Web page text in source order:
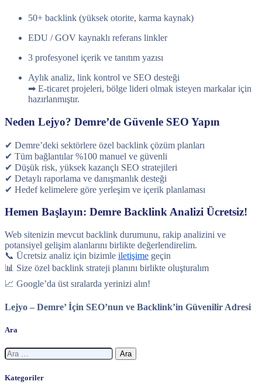
50+ backlink (yüksek otorite, karma kaynak)
EDU / GOV kaynaklı referans linkler
3 profesyonel içerik ve tanıtım yazısı
Aylık analiz, link kontrol ve SEO desteği
➡ E-ticaret projeleri, bölge lideri olmak isteyen markalar için
hazırlanmıştır.
Neden Lejyo? Demre’de Güvenle SEO Yapın
✔ Demre’deki sektörlere özel backlink çözüm planları
✔ Tüm bağlantılar %100 manuel ve güvenli
✔ Düşük risk, yüksek kazançlı SEO stratejileri
✔ Detaylı raporlama ve danışmanlık desteği
✔ Hedef kelimelere göre yerleşim ve içerik planlaması
Hemen Başlayın: Demre Backlink Analizi Ücretsiz!
Web sitenizin mevcut backlink durumunu, rakip analizini ve
potansiyel gelişim alanlarını birlikte değerlendirelim.
📞 Ücretsiz analiz için bizimle iletişime geçin
📊 Size özel backlink strateji planını birlikte oluşturalım
📈 Google’da üst sıralarda yerinizi alın!
Lejyo – Demre’ İçin SEO’nun ve Backlink’in Güvenilir Adresi
Ara
Arama:
Kategoriler